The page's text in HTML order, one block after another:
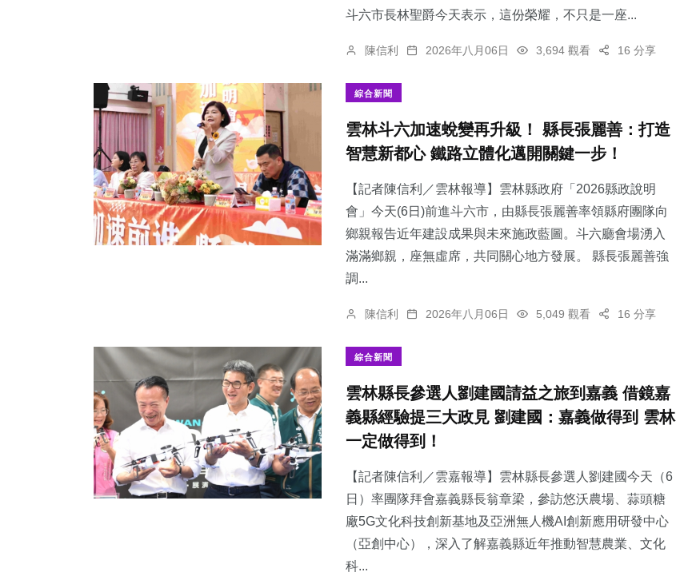
斗六市長林聖爵今天表示，這份榮耀，不只是一座...
陳信利 2026年八月06日 3,694 觀看 16 分享
綜合新聞
雲林斗六加速蛻變再升級！ 縣長張麗善：打造
智慧新都心 鐵路立體化邁開關鍵一步！
【記者陳信利／雲林報導】雲林縣政府「2026縣政說明
會」今天(6日)前進斗六市，由縣長張麗善率領縣府團隊向
鄉親報告近年建設成果與未來施政藍圖。斗六廳會場湧入
滿滿鄉親，座無虛席，共同關心地方發展。 縣長張麗善強
調...
陳信利 2026年八月06日 5,049 觀看 16 分享
綜合新聞
雲林縣長參選人劉建國請益之旅到嘉義 借鏡嘉
義縣經驗提三大政見 劉建國：嘉義做得到 雲林
一定做得到！
【記者陳信利／雲嘉報導】雲林縣長參選人劉建國今天（6
日）率團隊拜會嘉義縣長翁章梁，參訪悠沃農場、蒜頭糖
廠5G文化科技創新基地及亞洲無人機AI創新應用研發中心
（亞創中心），深入了解嘉義縣近年推動智慧農業、文化
科...